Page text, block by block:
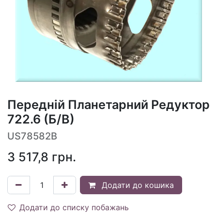
Передній Планетарний Редуктор
722.6 (Б/В)
US78582B
3 517,8 грн.
Додати до кошика
Додати до списку побажань